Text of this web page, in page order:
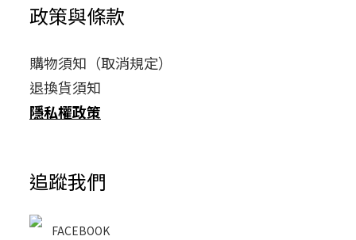
政策與條款
購物須知（取消規定）
退換貨須知
隱私權政策
追蹤我們
FACEBOOK